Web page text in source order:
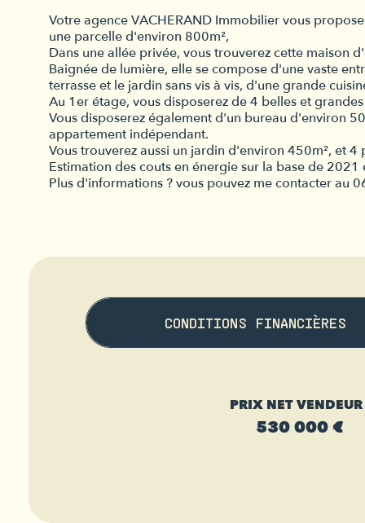
Votre agence VACHERAND Immobilier vous
une parcelle d'environ 800m²,
Dans une allée privée, vous trouverez cette maison
Baignée de lumière, elle se compose d'une vaste
terrasse et le jardin sans vis à vis, d'une grande
Au 1er étage, vous disposerez de 4 belles et
Vous disposerez également d'un bureau d'environ
appartement indépendant.
Vous trouverez aussi un jardin d'environ 450m², et 4
Estimation des couts en énergie sur la base de
Plus d'informations ? vous pouvez me contacter au
CONDITIONS FINANCIÈRES
PRIX NET
530 000 €